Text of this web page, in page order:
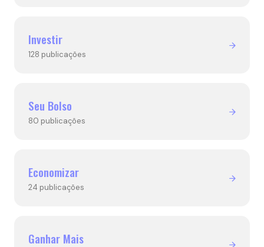
Investir
128 publicações
Seu Bolso
80 publicações
Economizar
24 publicações
Ganhar Mais